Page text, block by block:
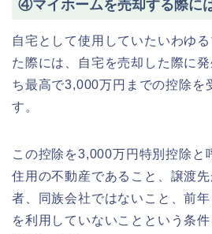
④マイホームを売却する際に
自宅として使用していたいわゆ
た際には、自宅を売却した際に
ち最高で3,000万円までの控除を
す。
この控除を3,000万円特別控除と
住用の不動産であること、譲渡
者、同族会社ではないこと、前
を利用していないことという条